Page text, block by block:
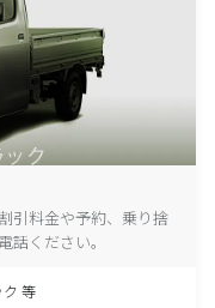
引料金や予約、乗り捨
ください。
ク 等